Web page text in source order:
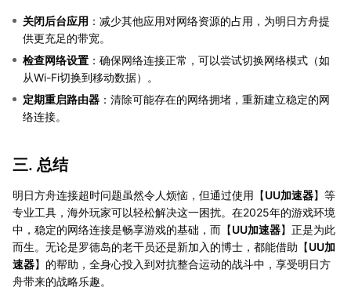
关闭后台应用 ：减少其他应用对网络资源的占用，为明日方舟提
供更充足的带宽。
检查网络设置 ：确保网络连接正常，可以尝试切换网络模式（如
从Wi-Fi切换到移动数据）。
定期重启路由器 ：清除可能存在的网络拥堵，重新建立稳定的网
络连接。
三. 总结
明日方舟连接超时问题虽然令人烦恼，但通过使用【UU加速器】等
专业工具，海外玩家可以轻松解决这一困扰。在2025年的游戏环境
中，稳定的网络连接是畅享游戏的基础，而【UU加速器】正是为此
而生。无论是罗德岛的老干员还是新加入的博士，都能借助【UU加
速器】的帮助，全身心投入到对抗整合运动的战斗中，享受明日方
舟带来的战略乐趣。